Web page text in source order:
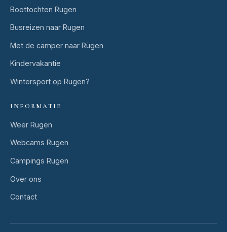
Boottochten Rugen
Busreizen naar Rugen
Met de camper naar Rügen
Kindervakantie
Wintersport op Rugen?
INFORMATIE
Weer Rugen
Webcams Rugen
Campings Rugen
Over ons
Contact